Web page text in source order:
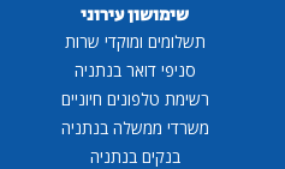
שימושון עירוני
תשלומים ומוקדי שרות
סניפי דואר בנתניה
רשימת טלפונים חיוניים
משרדי ממשלה בנתניה
בנקים בנתניה